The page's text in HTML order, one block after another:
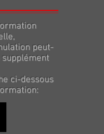
peut-
ci-dessous